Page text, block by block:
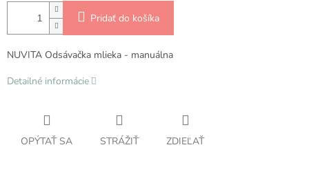
Pridať do košíka
NUVITA Odsávačka mlieka - manuálna
Detailné informácie
OPÝTAŤ SA STRÁŽIŤ ZDIEĽAŤ